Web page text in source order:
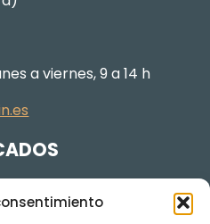
a viernes, 9 a 14 h
605 834 045